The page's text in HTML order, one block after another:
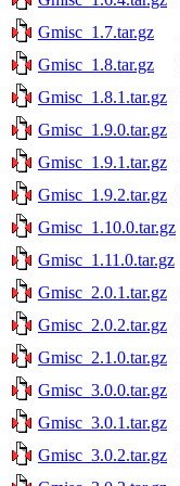
Gmisc_1.7.tar.gz
Gmisc_1.8.tar.gz
Gmisc_1.8.1.tar.gz
Gmisc_1.9.0.tar.gz
Gmisc_1.9.1.tar.gz
Gmisc_1.9.2.tar.gz
Gmisc_1.10.0.tar.gz
Gmisc_1.11.0.tar.gz
Gmisc_2.0.1.tar.gz
Gmisc_2.0.2.tar.gz
Gmisc_2.1.0.tar.gz
Gmisc_3.0.0.tar.gz
Gmisc_3.0.1.tar.gz
Gmisc_3.0.2.tar.gz